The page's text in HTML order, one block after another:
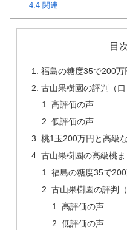
4.4 関連
目
福島の糖度35で200万
古山果樹園の評判（口
高評価の声
低評価の声
桃1玉200万円と高級
古山果樹園の高級桃
福島の糖度35で
古山果樹園の評判
高評価の声
低評価の声